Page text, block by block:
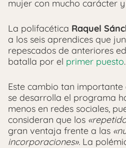
mujer con mucho carácter
La polifacética Raquel
a los seis aprendices que
repescados de anteriores
batalla por el primer puesto.
Este cambio tan
se desarrolla el programa
menos en redes sociales,
consideran que los
gran ventaja frente a las
incorporaciones». La